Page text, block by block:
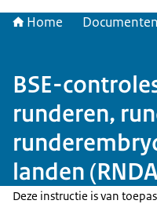
Home Documenten
BSE-
runderen,
landen
Deze instructie is van